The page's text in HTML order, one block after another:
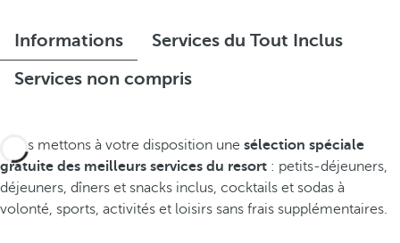
Informations
Services du Tout Inclus
Services non compris
Nous mettons à votre disposition une sélection spéciale
gratuite des meilleurs services du resort : petits-déjeuners,
déjeuners, dîners et snacks inclus, cocktails et sodas à
volonté, sports, activités et loisirs sans frais supplémentaires.